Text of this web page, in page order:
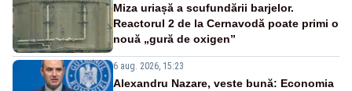
Miza uriașă a scufundării barjelor.
Reactorul 2 de la Cernavodă poate primi o
nouă „gură de oxigen”
6 aug. 2026, 15:23
Alexandru Nazare, veste bună: Economia